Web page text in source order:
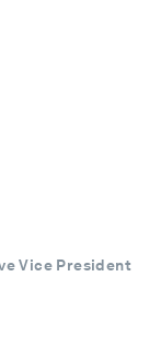
Vice President